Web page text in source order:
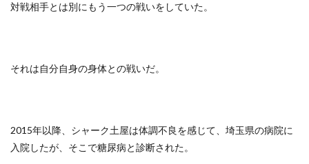
対戦相手とは別にもう一つの戦いをしていた。
それは自分自身の身体との戦いだ。
2015年以降、シャーク土屋は体調不良を感じて、埼玉県の病院に
入院したが、そこで糖尿病と診断された。